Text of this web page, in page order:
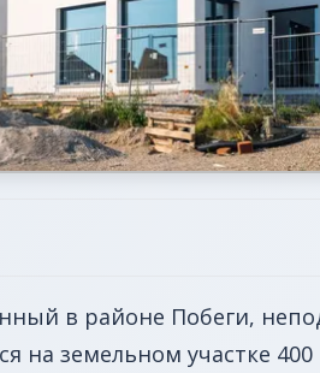
в районе Побеги,
земельном участке 400